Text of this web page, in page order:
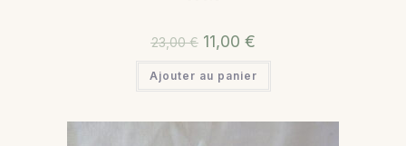
23,00€ 11,00 €
Ajouter au panier